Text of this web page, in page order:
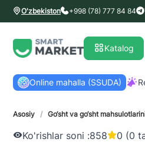
O'zbekiston +998 (78) 777 84 84
Katalog
Online mahalla (SSUDA)
Asosiy / Go‘sht va go‘sht
Ko'rishlar soni :858 0 (0